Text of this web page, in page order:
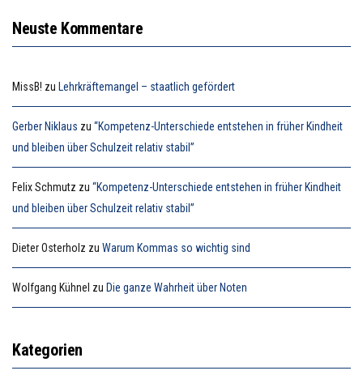
Neuste Kommentare
MissB! zu Lehrkräftemangel – staatlich gefördert
Gerber Niklaus zu “Kompetenz-Unterschiede entstehen in früher Kindheit
und bleiben über Schulzeit relativ stabil”
Felix Schmutz zu “Kompetenz-Unterschiede entstehen in früher Kindheit
und bleiben über Schulzeit relativ stabil”
Dieter Osterholz zu Warum Kommas so wichtig sind
Wolfgang Kühnel zu Die ganze Wahrheit über Noten
Kategorien